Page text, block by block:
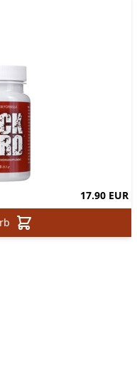
17.90 EUR